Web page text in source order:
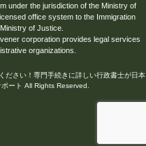
under the jurisdiction of the Ministry of
office system to the Immigration
of Justice.
corporation provides legal services
organizations.
さい！専門手続きに詳しい行政書士が日本
ート All Rights Reserved.